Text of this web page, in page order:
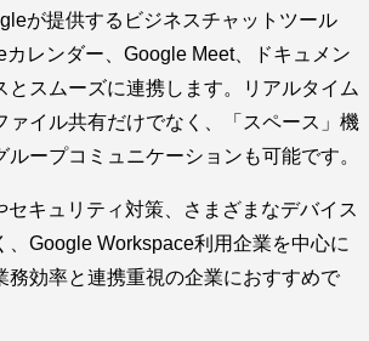
が提供するビジネスチャットツール
レンダー、Google Meet、ドキュメン
とスムーズに連携します。リアルタイム
ァイル共有だけでなく、「スペース」機
ープコミュニケーションも可能です。
セキュリティ対策、さまざまなデバイス
、Google Workspace利用企業を中心に
務効率と連携重視の企業におすすめで